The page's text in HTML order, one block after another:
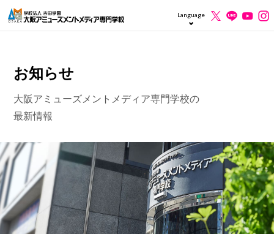
Language
お知らせ
大阪アミューズメントメディア専門学校の
最新情報